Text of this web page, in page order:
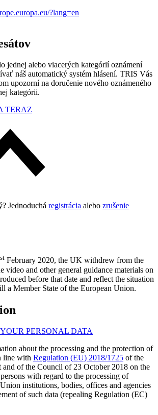
?lang=en
jednej alebo viacerých kategórií oznámení
náš automatický systém hlásení. TRIS Vás
upozorní na doručenie nového oznámeného
kategórii.
TERAZ
Jednoduchá registrácia alebo zrušenie
st February 2020, the UK withdrew from the
video and other general guidance materials on
before that date and reflect the situation
a Member State of the European Union.
PERSONAL DATA
about the processing and the protection of
line with Regulation (EU) 2018/1725 of the
and of the Council of 23 October 2018 on the
with regard to the processing of
institutions, bodies, offices and agencies
of such data (repealing Regulation (EC)